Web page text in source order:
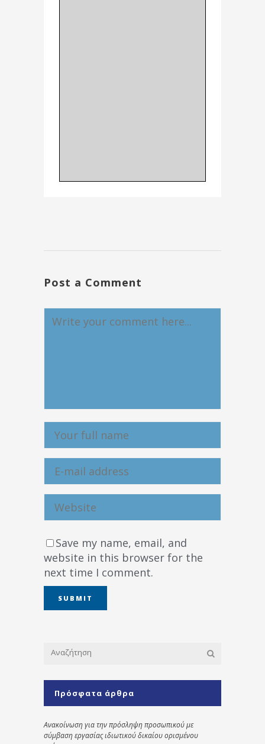
Post a Comment
Save my name, email, and
website in this browser for the
next time I comment.
Πρόσφατα άρθρα
Ανακοίνωση για την πρόσληψη προσωπικού με
σύμβαση εργασίας ιδιωτικού δικαίου ορισμένου